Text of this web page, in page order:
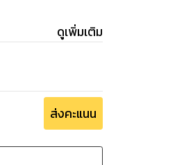
ดูเพิ่มเติม
ส่งคะแนน